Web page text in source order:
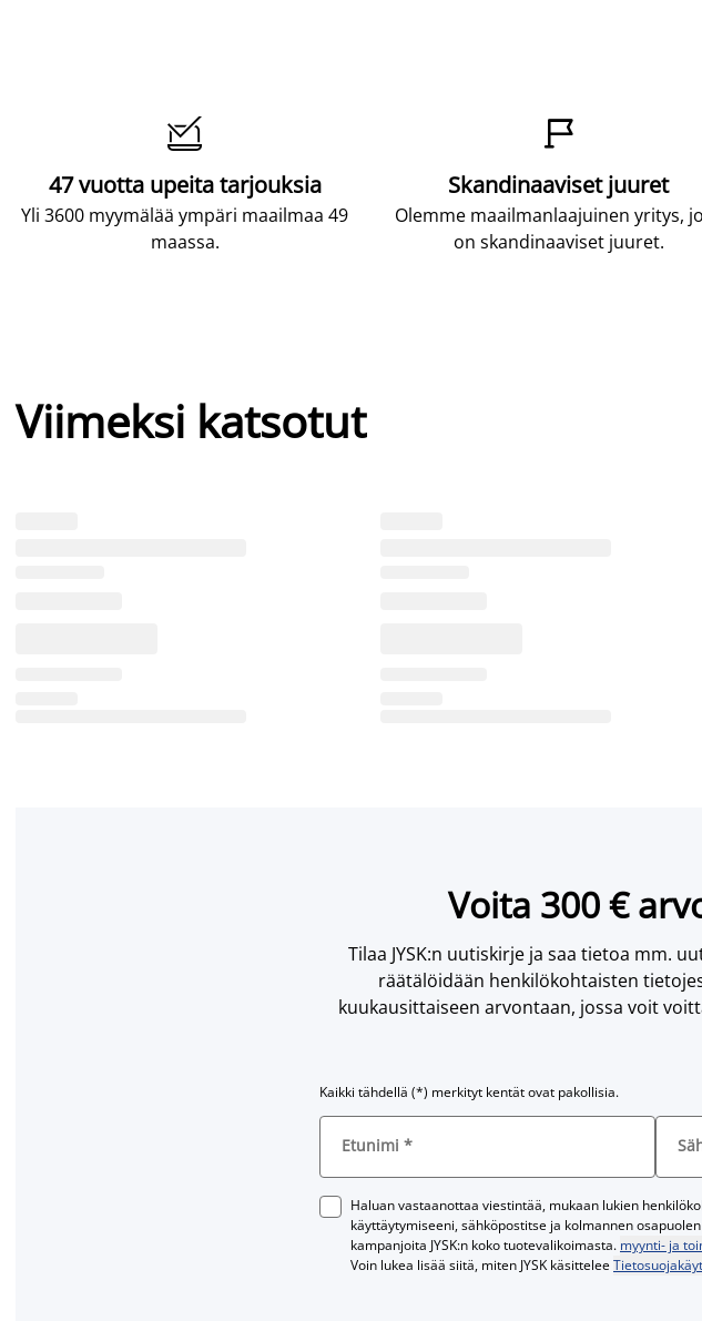

47 vuotta upeita tarjouksia
Yli 3600 myymälää ympäri maailmaa 49
maassa.

Skandinaaviset juuret
Olemme maailmanlaajuinen yritys,
on skandinaaviset juuret.
Viimeksi katsotut
Voita 300 €
Tilaa JYSK:n uutiskirje ja saa tietoa mm.
räätälöidään henkilökohtaisten
kuukausittaiseen arvontaan, jossa voit
Kaikki tähdellä (*) merkityt kentät ovat pakollisia.
Etunimi *
Haluan vastaanottaa viestintää, mukaan lukien
käyttäytymiseeni, sähköpostitse ja kolmannen
kampanjoita JYSK:n koko tuotevalikoimasta. myynti- ja
Voin lukea lisää siitä, miten JYSK käsittelee